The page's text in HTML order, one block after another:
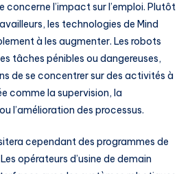
concerne l’impact sur l’emploi. Plutôt
les technologies de Mind
à les augmenter. Les robots
tâches pénibles ou dangereuses,
de se concentrer sur des activités à
comme la supervision, la
l’amélioration des processus.
cependant des programmes de
opérateurs d’usine de demain